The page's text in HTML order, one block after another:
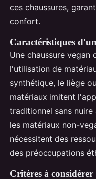
ces chaussures,
confort.
Caractéristiques
Une chaussure vegan
l'utilisation de
synthétique, le liège
matériaux imitent
traditionnel sans nuire
les matériaux non-
nécessitent des
des préoccupations
Critères à